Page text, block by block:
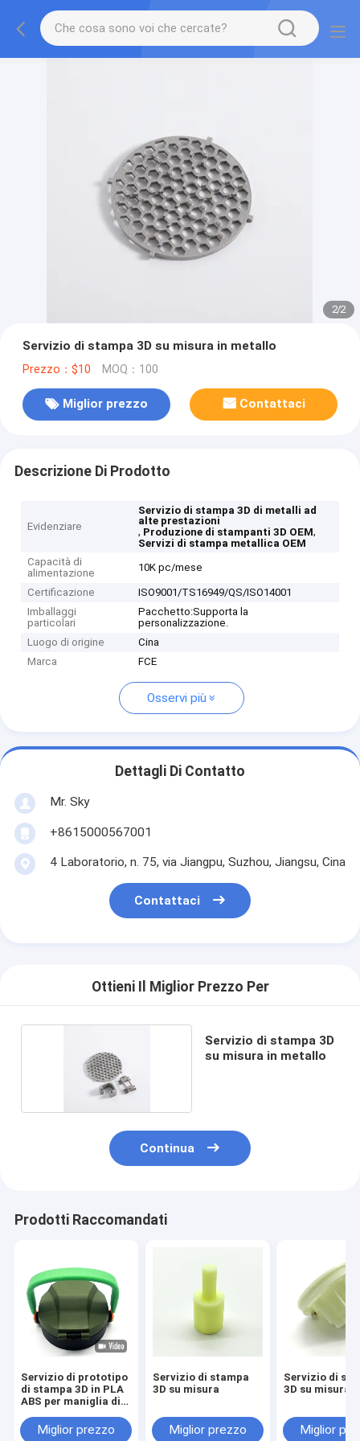
2/2
Servizio di stampa 3D su misura in metallo
Prezzo：$10 MOQ：100
Miglior prezzo Contattaci
Descrizione Di Prodotto
Evidenziare
Servizio di stampa 3D di metalli ad
alte prestazioni
, Produzione di stampanti 3D OEM,
Servizi di stampa metallica OEM
Capacità di
alimentazione
10K pc/mese
Certificazione
ISO9001/TS16949/QS/ISO14001
Imballaggi
particolari
Pacchetto:Supporta la
personalizzazione.
Luogo di origine
Cina
Marca
FCE
Osservi più
Dettagli Di Contatto
Mr. Sky
+8615000567001
4 Laboratorio, n. 75, via Jiangpu, Suzhou, Jiangsu, Cina
Contattaci
Ottieni Il Miglior Prezzo Per
Servizio di stampa 3D
su misura in metallo
Continua
Prodotti Raccomandati
Servizio di prototipo
di stampa 3D in PLA
ABS per maniglia di
Miglior prezzo
Servizio di stampa
3D su misura
Miglior prezzo
Servizio di
3D su misura
Miglior